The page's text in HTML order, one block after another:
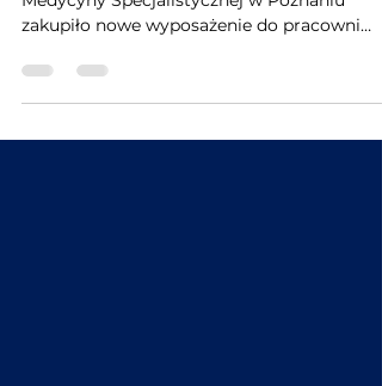
pantomograf
Uniwersyteckie Centrum Stomatologii i
radiologii stomatologiczne